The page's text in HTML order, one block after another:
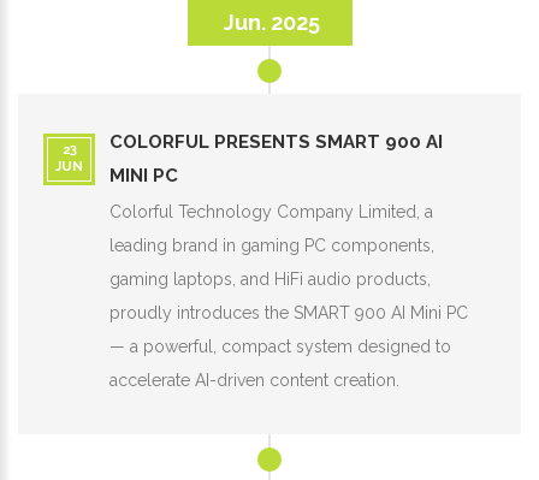
Jun. 2025
23
JUN
COLORFUL PRESENTS SMART 900 AI
MINI PC
Colorful Technology Company Limited, a
leading brand in gaming PC components,
gaming laptops, and HiFi audio products,
proudly introduces the SMART 900 AI Mini PC
— a powerful, compact system designed to
accelerate AI-driven content creation.